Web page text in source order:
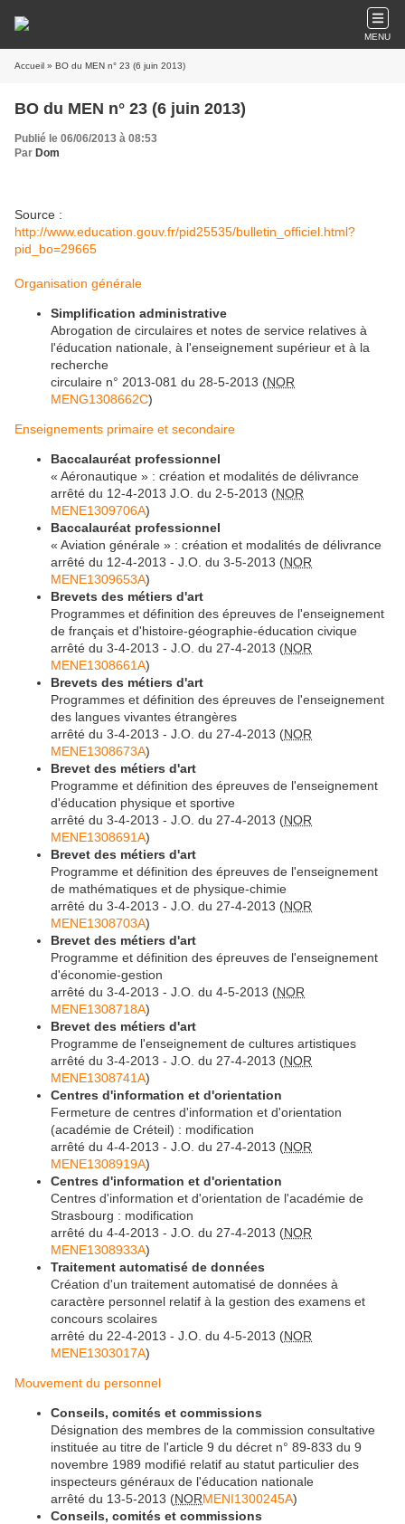
MENU
Accueil » BO du MEN n° 23 (6 juin 2013)
BO du MEN n° 23 (6 juin 2013)
Publié le 06/06/2013 à 08:53
Par Dom
Source :
http://www.education.gouv.fr/pid25535/bulletin_officiel.html?
pid_bo=29665
Organisation générale
Simplification administrative
Abrogation de circulaires et notes de service relatives à
l'éducation nationale, à l'enseignement supérieur et à la
recherche
circulaire n° 2013-081 du 28-5-2013 (NOR
MENG1308662C)
Enseignements primaire et secondaire
Baccalauréat professionnel
« Aéronautique » : création et modalités de délivrance
arrêté du 12-4-2013 J.O. du 2-5-2013 (NOR
MENE1309706A)
Baccalauréat professionnel
« Aviation générale » : création et modalités de délivrance
arrêté du 12-4-2013 - J.O. du 3-5-2013 (NOR
MENE1309653A)
Brevets des métiers d'art
Programmes et définition des épreuves de l'enseignement
de français et d'histoire-géographie-éducation civique
arrêté du 3-4-2013 - J.O. du 27-4-2013 (NOR
MENE1308661A)
Brevets des métiers d'art
Programmes et définition des épreuves de l'enseignement
des langues vivantes étrangères
arrêté du 3-4-2013 - J.O. du 27-4-2013 (NOR
MENE1308673A)
Brevet des métiers d'art
Programme et définition des épreuves de l'enseignement
d'éducation physique et sportive
arrêté du 3-4-2013 - J.O. du 27-4-2013 (NOR
MENE1308691A)
Brevet des métiers d'art
Programme et définition des épreuves de l'enseignement
de mathématiques et de physique-chimie
arrêté du 3-4-2013 - J.O. du 27-4-2013 (NOR
MENE1308703A)
Brevet des métiers d'art
Programme et définition des épreuves de l'enseignement
d'économie-gestion
arrêté du 3-4-2013 - J.O. du 4-5-2013 (NOR
MENE1308718A)
Brevet des métiers d'art
Programme de l'enseignement de cultures artistiques
arrêté du 3-4-2013 - J.O. du 27-4-2013 (NOR
MENE1308741A)
Centres d'information et d'orientation
Fermeture de centres d'information et d'orientation
(académie de Créteil) : modification
arrêté du 4-4-2013 - J.O. du 27-4-2013 (NOR
MENE1308919A)
Centres d'information et d'orientation
Centres d'information et d'orientation de l'académie de
Strasbourg : modification
arrêté du 4-4-2013 - J.O. du 27-4-2013 (NOR
MENE1308933A)
Traitement automatisé de données
Création d'un traitement automatisé de données à
caractère personnel relatif à la gestion des examens et
concours scolaires
arrêté du 22-4-2013 - J.O. du 4-5-2013 (NOR
MENE1303017A)
Mouvement du personnel
Conseils, comités et commissions
Désignation des membres de la commission consultative
instituée au titre de l'article 9 du décret n° 89-833 du 9
novembre 1989 modifié relatif au statut particulier des
inspecteurs généraux de l'éducation nationale
arrêté du 13-5-2013 (NORMENI1300245A)
Conseils, comités et commissions